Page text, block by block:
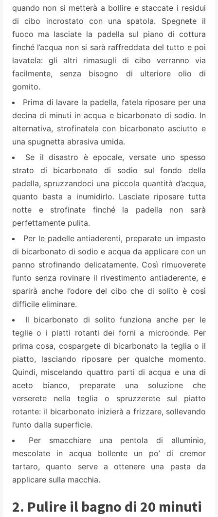
quando non si metterà a bollire e staccate i residui
di cibo incrostato con una spatola. Spegnete il
fuoco ma lasciate la padella sul piano di cottura
finché l’acqua non si sarà raffreddata del tutto e poi
lavatela: gli altri rimasugli di cibo verranno via
facilmente, senza bisogno di ulteriore olio di
gomito.
Prima di lavare la padella, fatela riposare per una
decina di minuti in acqua e bicarbonato di sodio. In
alternativa, strofinatela con bicarbonato asciutto e
una spugnetta abrasiva umida.
Se il disastro è epocale, versate uno spesso
strato di bicarbonato di sodio sul fondo della
padella, spruzzandoci una piccola quantità d’acqua,
quanto basta a inumidirlo. Lasciate riposare tutta
notte e strofinate finché la padella non sarà
perfettamente pulita.
Per le padelle antiaderenti, preparate un impasto
di bicarbonato di sodio e acqua da applicare con un
panno strofinando delicatamente. Così rimuoverete
l’unto senza rovinare il rivestimento antiaderente, e
sparirà anche l’odore del cibo che di solito è così
difficile eliminare.
Il bicarbonato di solito funziona anche per le
teglie o i piatti rotanti dei forni a microonde. Per
prima cosa, cospargete di bicarbonato la teglia o il
piatto, lasciando riposare per qualche momento.
Quindi, miscelando quattro parti di acqua e una di
aceto bianco, preparate una soluzione che
verserete nella teglia o spruzzerete sul piatto
rotante: il bicarbonato inizierà a frizzare, sollevando
l’unto dalla superficie.
Per smacchiare una pentola di alluminio,
mescolate in acqua bollente un po’ di cremor
tartaro, quanto serve a ottenere una pasta da
applicare sulla macchia.
2. Pulire il bagno di 20 minuti